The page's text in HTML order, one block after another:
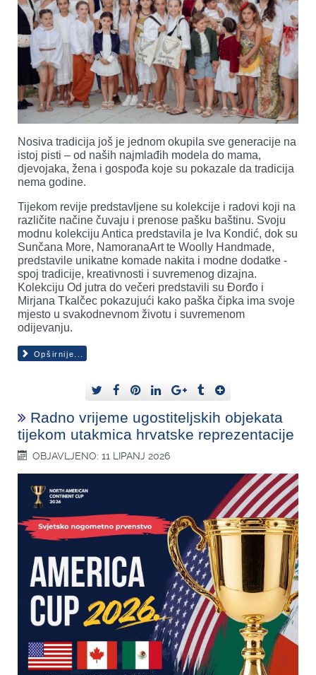
Nosiva tradicija još je jednom okupila sve generacije na
istoj pisti – od naših najmlađih modela do mama,
djevojaka, žena i gospođa koje su pokazale da tradicija
nema godine.
Tijekom revije predstavljene su kolekcije i radovi koji na
različite načine čuvaju i prenose pašku baštinu. Svoju
modnu kolekciju Antica predstavila je Iva Kondić, dok su
Sunčana More, NamoranaArt te Woolly Handmade,
predstavile unikatne komade nakita i modne dodatke -
spoj tradicije, kreativnosti i suvremenog dizajna.
Kolekciju Od jutra do večeri predstavili su Đorđo i
Mirjana Tkalčec pokazujući kako paška čipka ima svoje
mjesto u svakodnevnom životu i suvremenom
odijevanju.
Opširnije...
Radno vrijeme ugostiteljskih objekata
tijekom utakmica hrvatske reprezentacije
OBJAVLJENO: 11 LIPANJ 2026